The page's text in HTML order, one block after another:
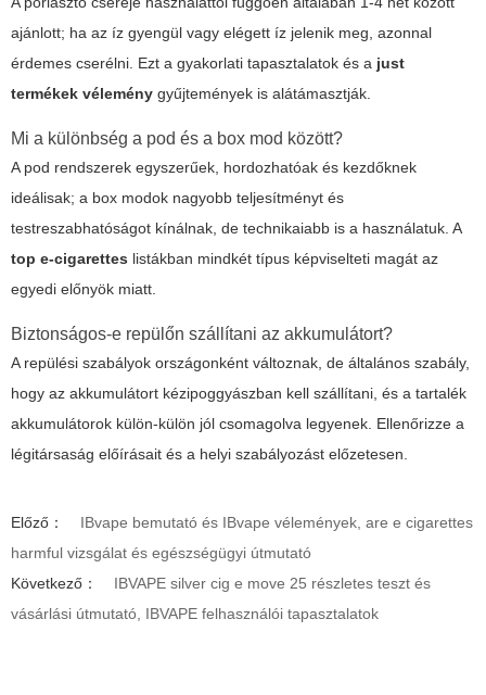
ajánlott; ha az íz gyengül vagy elégett íz jelenik meg, azonnal
érdemes cserélni. Ezt a gyakorlati tapasztalatok és a just
termékek vélemény gyűjtemények is alátámasztják.
Mi a különbség a pod és a box mod között?
A pod rendszerek egyszerűek, hordozhatóak és kezdőknek
ideálisak; a box modok nagyobb teljesítményt és
testreszabhatóságot kínálnak, de technikaiabb is a használatuk. A
top e-cigarettes listákban mindkét típus képviselteti magát az
egyedi előnyök miatt.
Biztonságos-e repülőn szállítani az akkumulátort?
A repülési szabályok országonként változnak, de általános szabály,
hogy az akkumulátort kézipoggyászban kell szállítani, és a tartalék
akkumulátorok külön-külön jól csomagolva legyenek. Ellenőrizze a
légitársaság előírásait és a helyi szabályozást előzetesen.
Előző：
IBvape bemutató és IBvape vélemények, are e cigarettes
harmful vizsgálat és egészségügyi útmutató
Következő：
IBVAPE silver cig e move 25 részletes teszt és
vásárlási útmutató, IBVAPE felhasználói tapasztalatok